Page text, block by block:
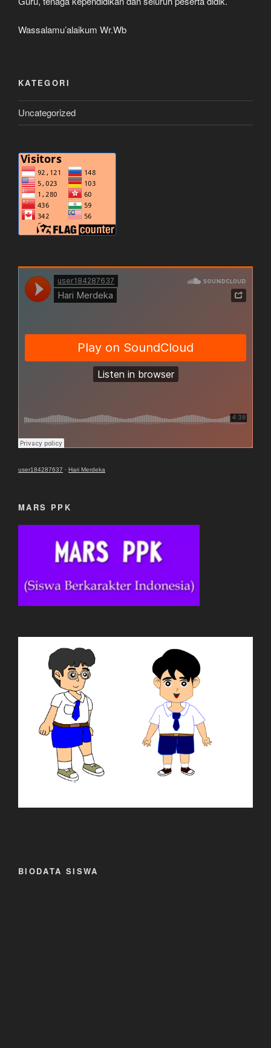
Wassalamu’alaikum Wr.Wb
KATEGORI
Uncategorized
user184287637 · Hari Merdeka
MARS PPK
BIODATA SISWA